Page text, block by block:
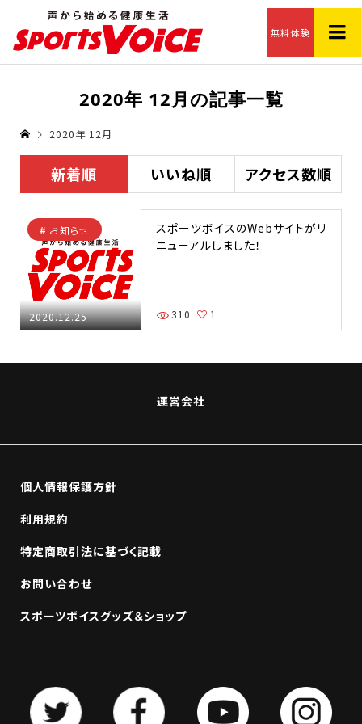
無料体験
2020年 12月の記事一覧
2020年 12月
新着順 いいね順 アクセス数順
2020.12.25
お知らせ
スポーツボイスのWebサイトがリ
ニューアルしました！
310 1
運営会社
個人情報保護方針
利用規約
特定商取引法に基づく記載
お問い合わせ
スポーツボイスグッズ＆ショップ